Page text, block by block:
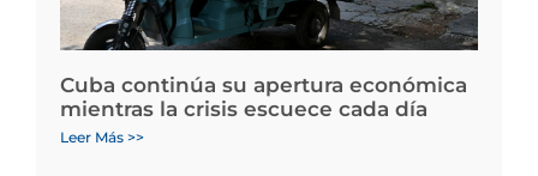
Cuba continúa su apertura económica
mientras la crisis escuece cada día
Leer Más >>